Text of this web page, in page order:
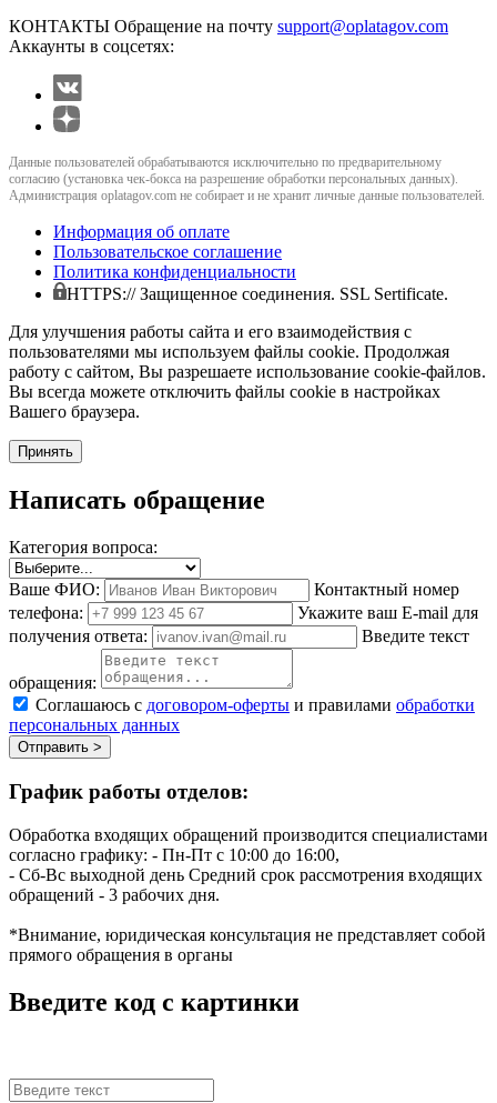
КОНТАКТЫ Обращение на почту support@oplatagov.com
Аккаунты в соцсетях:
Данные пользователей обрабатываются исключительно по предварительному
согласию (установка чек-бокса на разрешение обработки персональных данных).
Администрация oplatagov.com не собирает и не хранит личные данные пользователей.
Информация об оплате
Пользовательское соглашение
Политика конфиденциальности
HTTPS:// Защищенное соединения. SSL Sertificate.
Для улучшения работы сайта и его взаимодействия с
пользователями мы используем файлы cookie. Продолжая
работу с сайтом, Вы разрешаете использование cookie-файлов.
Вы всегда можете отключить файлы cookie в настройках
Вашего браузера.
Принять
Написать обращение
Категория вопроса:
Ваше ФИО:
Контактный номер
телефона:
Укажите ваш E-mail для
получения ответа:
Введите текст
обращения:
Соглашаюсь с договором-оферты и правилами обработки
персональных данных
Отправить >
График работы отделов:
Обработка входящих обращений производится специалистами
согласно графику: - Пн-Пт с 10:00 до 16:00,
- Сб-Вс выходной день Средний срок рассмотрения входящих
обращений - 3 рабочих дня.
*Внимание, юридическая консультация не представляет собой
прямого обращения в органы
Введите код с картинки